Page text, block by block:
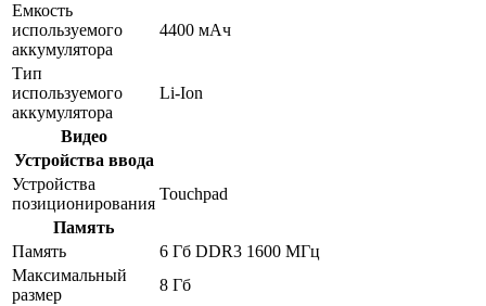
Емкость
используемого
аккумулятора
4400 мАч
Тип
используемого
аккумулятора
Li-Ion
Видео
Устройства ввода
Устройства
позиционирования
Touchpad
Память
Память
6 Гб DDR3 1600 МГц
Максимальный
размер
8 Гб